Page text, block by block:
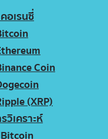
อเรนซี่
Coin
(XRP)
วิเคราะห์